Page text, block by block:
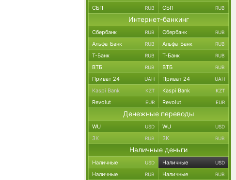
СБП RUB СБП RUB
Интернет-банкинг
Сбербанк RUB Сбербанк RUB
Альфа-Банк RUB Альфа-Банк RUB
Т-Банк RUB Т-Банк RUB
ВТБ RUB ВТБ RUB
Приват 24 UAH Приват 24 UAH
Kaspi Bank KZT Kaspi Bank KZT
Revolut EUR Revolut EUR
Денежные переводы
WU USD WU USD
ЗК RUB ЗК RUB
Наличные деньги
Наличные USD Наличные USD
Наличные RUB Наличные RUB